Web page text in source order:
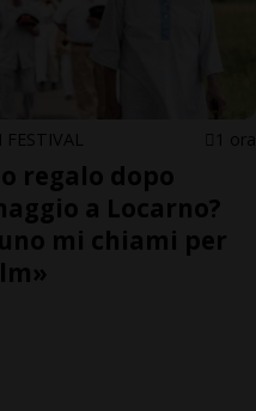
1 ora
regalo dopo
a Locarno?
mi chiami per